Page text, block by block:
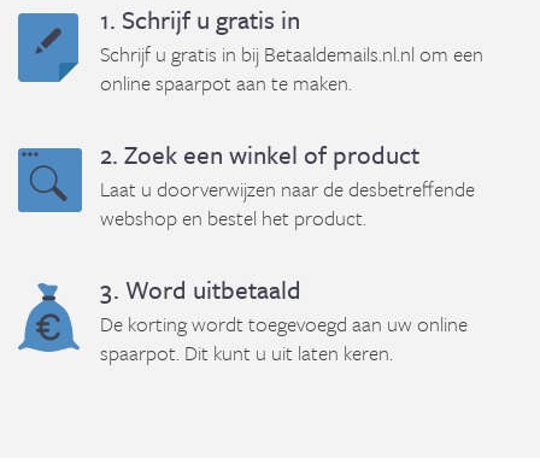
1. Schrijf u gratis in
Schrijf u gratis in bij Betaaldemails.nl.nl om een
online spaarpot aan te maken.
2. Zoek een winkel of product
Laat u doorverwijzen naar de desbetreffende
webshop en bestel het product.
3. Word uitbetaald
De korting wordt toegevoegd aan uw online
spaarpot. Dit kunt u uit laten keren.